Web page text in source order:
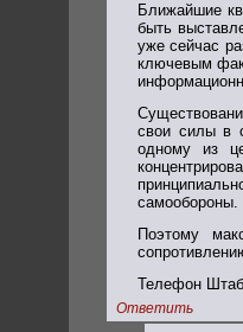
Ближайшие
быть
уже сейчас
ключевым
свои силы в
одному из
самообороны.
Поэтому
Телефон
Ответить